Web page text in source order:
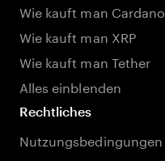
Wie kauft man Cardano
Wie kauft man XRP
Wie kauft man Tether
Alles einblenden
Rechtliches
Nutzungsbedingungen